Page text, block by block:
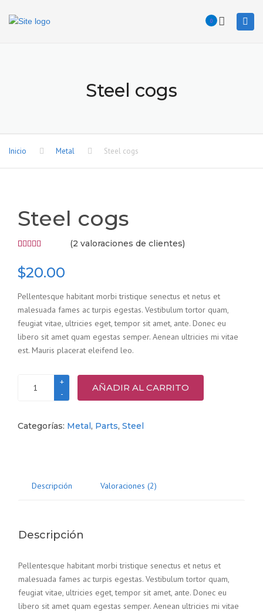
0
Steel cogs
Inicio Metal Steel cogs
Steel cogs
con4.50
de 5 en
valoraciones
de
clientes
(2 valoraciones de clientes)
$20.00
Pellentesque habitant morbi tristique senectus et netus et
malesuada fames ac turpis egestas. Vestibulum tortor quam,
feugiat vitae, ultricies eget, tempor sit amet, ante. Donec eu
libero sit amet quam egestas semper. Aenean ultricies mi vitae
est. Mauris placerat eleifend leo.
AÑADIR AL CARRITO
Categorías: Metal , Parts, Steel
Descripción Valoraciones (2)
Descripción
Pellentesque habitant morbi tristique senectus et netus et
malesuada fames ac turpis egestas. Vestibulum tortor quam,
feugiat vitae, ultricies eget, tempor sit amet, ante. Donec eu
libero sit amet quam egestas semper. Aenean ultricies mi vitae